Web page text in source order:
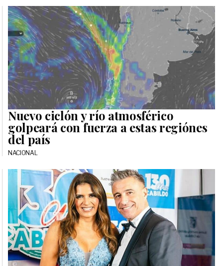
Nuevo ciclón y río atmosférico
golpeará con fuerza a estas regiónes
del país
NACIONAL